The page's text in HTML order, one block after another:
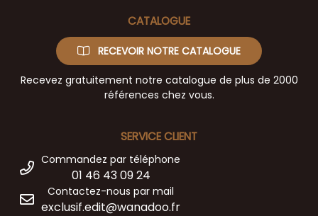
CATALOGUE
RECEVOIR NOTRE CATALOGUE
Recevez gratuitement notre catalogue de plus de 2000
références chez vous.
SERVICE CLIENT
Commandez par téléphone
01 46 43 09 24
Contactez-nous par mail
exclusif.edit@wanadoo.fr